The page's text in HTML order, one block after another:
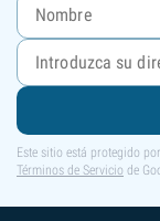
Este sitio está protegido
Términos de Servicio de